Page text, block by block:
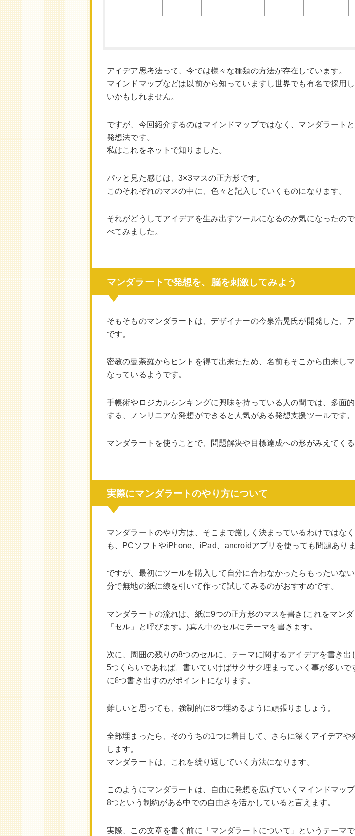
アイデア思考法って、今では様々な種類の方法が存在しています。
マインドマップなどは以前から知っていますし世界でも有名で採用
いかもしれません。
ですが、今回紹介するのはマインドマップではなく、マンダラートと
発想法です。
私はこれをネットで知りました。
パッと見た感じは、3×3マスの正方形です。
このそれぞれのマスの中に、色々と記入していくものになります。
それがどうしてアイデアを生み出すツールになるのか気になったの
べてみました。
マンダラートで発想を、脳を刺激してみよう
そもそものマンダラートは、デザイナーの今泉浩晃氏が開発した、
です。
密教の曼荼羅からヒントを得て出来たため、名前もそこから由来し
なっているようです。
手帳術やロジカルシンキングに興味を持っている人の間では、多面
する、ノンリニアな発想ができると人気がある発想支援ツールです。
マンダラートを使うことで、問題解決や目標達成への形がみえてくる
実際にマンダラートのやり方について
マンダラートのやり方は、そこまで厳しく決まっているわけではな
も、PCソフトやiPhone、iPad、androidアプリを使っても問題ありま
ですが、最初にツールを購入して自分に合わなかったらもったいな
分で無地の紙に線を引いて作って試してみるのがおすすめです。
マンダラートの流れは、紙に9つの正方形のマスを書き(これをマン
「セル」と呼びます。)真ん中のセルにテーマを書きます。
次に、周囲の残りの8つのセルに、テーマに関するアイデアを書き出
5つくらいであれば、書いていけばサクサク埋まっていく事が多いで
に8つ書き出すのがポイントになります。
難しいと思っても、強制的に8つ埋めるように頑張りましょう。
全部埋まったら、そのうちの1つに着目して、さらに深くアイデアや
します。
マンダラートは、これを繰り返していく方法になります。
このようにマンダラートは、自由に発想を広げていくマインドマップ
8つという制約がある中での自由さを活かしていると言えます。
実際、この文章を書く前に「マンダラートについて」というテーマ